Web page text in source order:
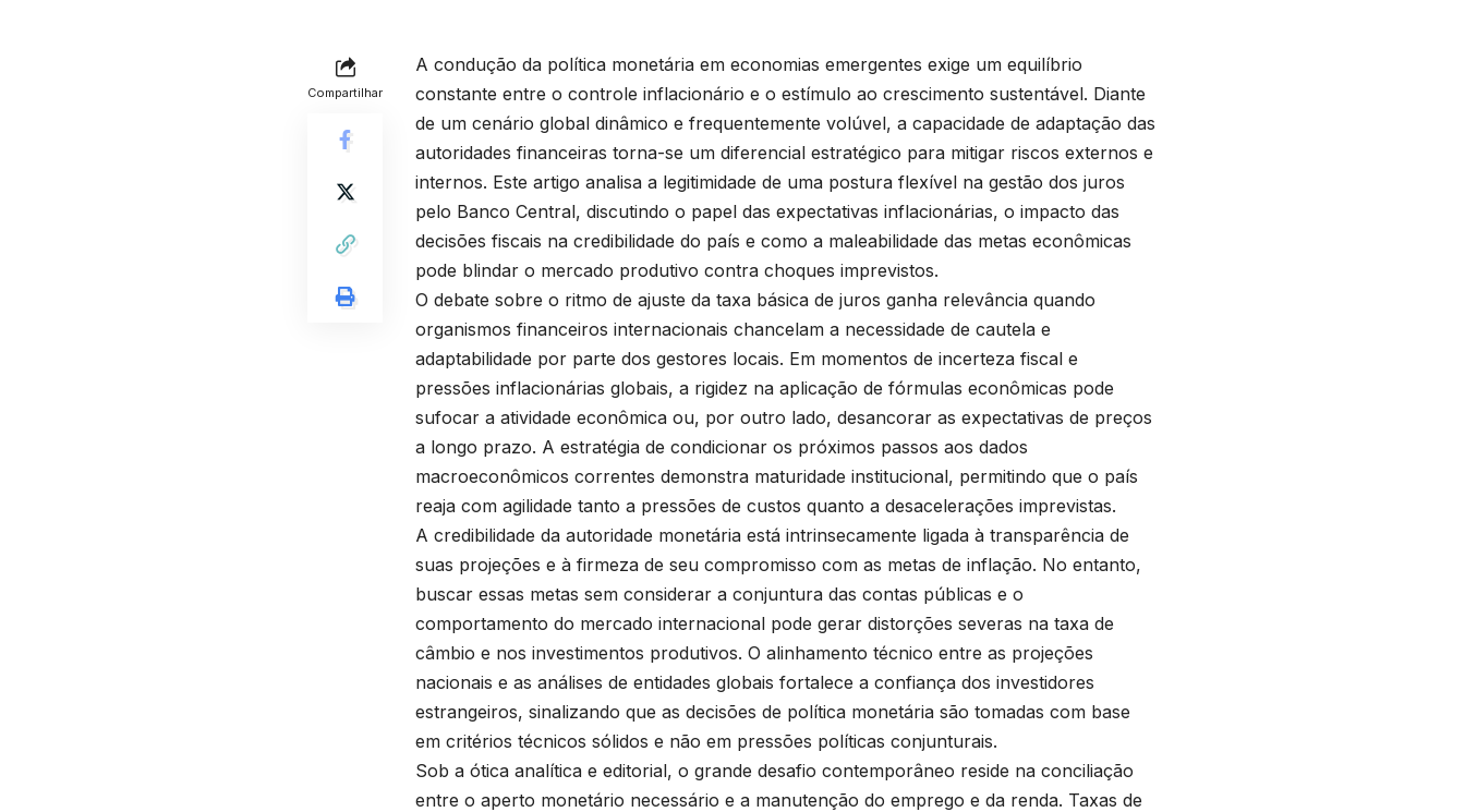
Compartilhar
A condução da política monetária em economias emergentes exige um equilíbrio
constante entre o controle inflacionário e o estímulo ao crescimento sustentável. Diante
de um cenário global dinâmico e frequentemente volúvel, a capacidade de adaptação das
autoridades financeiras torna-se um diferencial estratégico para mitigar riscos externos e
internos. Este artigo analisa a legitimidade de uma postura flexível na gestão dos juros
pelo Banco Central, discutindo o papel das expectativas inflacionárias, o impacto das
decisões fiscais na credibilidade do país e como a maleabilidade das metas econômicas
pode blindar o mercado produtivo contra choques imprevistos.
O debate sobre o ritmo de ajuste da taxa básica de juros ganha relevância quando
organismos financeiros internacionais chancelam a necessidade de cautela e
adaptabilidade por parte dos gestores locais. Em momentos de incerteza fiscal e
pressões inflacionárias globais, a rigidez na aplicação de fórmulas econômicas pode
sufocar a atividade econômica ou, por outro lado, desancorar as expectativas de preços
a longo prazo. A estratégia de condicionar os próximos passos aos dados
macroeconômicos correntes demonstra maturidade institucional, permitindo que o país
reaja com agilidade tanto a pressões de custos quanto a desacelerações imprevistas.
A credibilidade da autoridade monetária está intrinsecamente ligada à transparência de
suas projeções e à firmeza de seu compromisso com as metas de inflação. No entanto,
buscar essas metas sem considerar a conjuntura das contas públicas e o
comportamento do mercado internacional pode gerar distorções severas na taxa de
câmbio e nos investimentos produtivos. O alinhamento técnico entre as projeções
nacionais e as análises de entidades globais fortalece a confiança dos investidores
estrangeiros, sinalizando que as decisões de política monetária são tomadas com base
em critérios técnicos sólidos e não em pressões políticas conjunturais.
Sob a ótica analítica e editorial, o grande desafio contemporâneo reside na conciliação
entre o aperto monetário necessário e a manutenção do emprego e da renda. Taxas de